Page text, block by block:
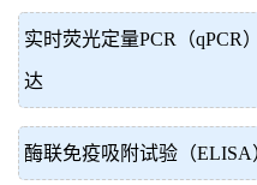
实时荧光定量PCR（qPCR
达
酶联免疫吸附试验（